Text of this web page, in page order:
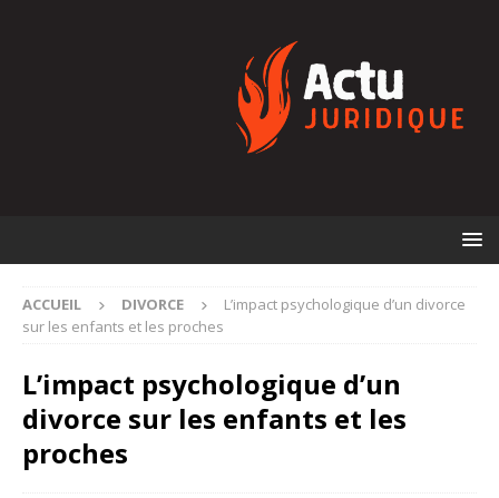
ACCUEIL DIVORCE
L’impact psychologique d’un divorce
sur les enfants et les proches
L’impact psychologique d’un
divorce sur les enfants et les
proches